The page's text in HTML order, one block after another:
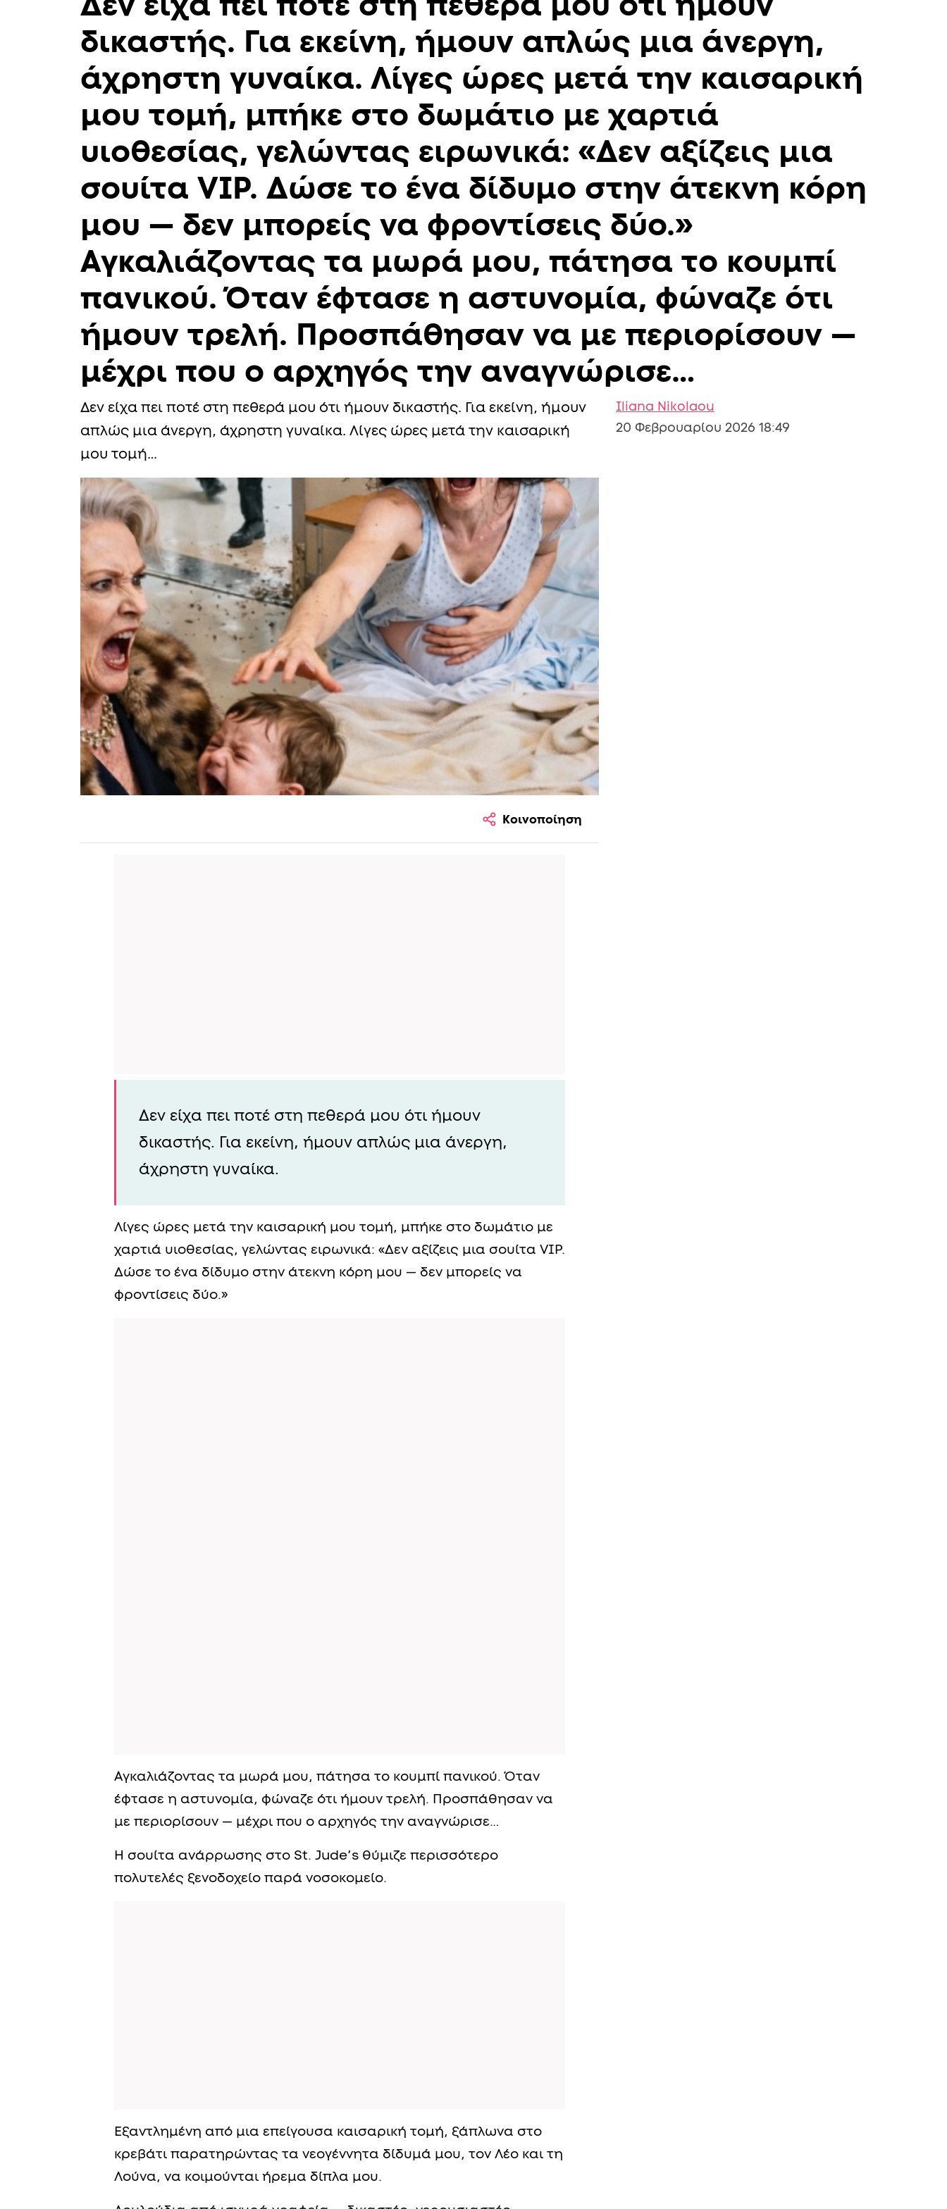
Δεν είχα πει ποτέ στη πεθερά μου ότι ήμουν
δικαστής. Για εκείνη, ήμουν απλώς μια άνεργη,
άχρηστη γυναίκα. Λίγες ώρες μετά την καισαρική
μου τομή, μπήκε στο δωμάτιο με χαρτιά
υιοθεσίας, γελώντας ειρωνικά: «Δεν αξίζεις μια
σουίτα VIP. Δώσε το ένα δίδυμο στην άτεκνη κόρη
μου — δεν μπορείς να φροντίσεις δύο.»
Αγκαλιάζοντας τα μωρά μου, πάτησα το κουμπί
πανικού. Όταν έφτασε η αστυνομία, φώναζε ότι
ήμουν τρελή. Προσπάθησαν να με περιορίσουν —
μέχρι που ο αρχηγός την αναγνώρισε…
Δεν είχα πει ποτέ στη πεθερά μου ότι ήμουν δικαστής. Για εκείνη, ήμουν
απλώς μια άνεργη, άχρηστη γυναίκα. Λίγες ώρες μετά την καισαρική
μου τομή…
Iliana Nikolaou
20 Φεβρουαρίου 2026 18:49
Κοινοποίηση
Δεν είχα πει ποτέ στη πεθερά μου ότι ήμουν
δικαστής. Για εκείνη, ήμουν απλώς μια άνεργη,
άχρηστη γυναίκα.
Λίγες ώρες μετά την καισαρική μου τομή, μπήκε στο δωμάτιο με
χαρτιά υιοθεσίας, γελώντας ειρωνικά: «Δεν αξίζεις μια σουίτα VIP.
Δώσε το ένα δίδυμο στην άτεκνη κόρη μου — δεν μπορείς να
φροντίσεις δύο.»
Αγκαλιάζοντας τα μωρά μου, πάτησα το κουμπί πανικού. Όταν
έφτασε η αστυνομία, φώναζε ότι ήμουν τρελή. Προσπάθησαν να
με περιορίσουν — μέχρι που ο αρχηγός την αναγνώρισε…
Η σουίτα ανάρρωσης στο St. Jude’s θύμιζε περισσότερο
πολυτελές ξενοδοχείο παρά νοσοκομείο.
Εξαντλημένη από μια επείγουσα καισαρική τομή, ξάπλωνα στο
κρεβάτι παρατηρώντας τα νεογέννητα δίδυμά μου, τον Λέο και τη
Λούνα, να κοιμούνται ήρεμα δίπλα μου.